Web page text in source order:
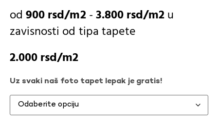
900rsd -3.800rsd
u
zavisnosti od tipa tapete
2.000rsd
Uz svaki naš foto tapet lepak je gratis!